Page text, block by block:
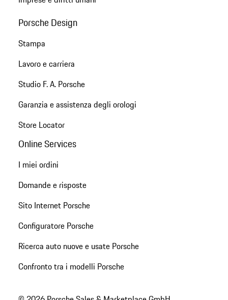
Porsche Design
Stampa
Lavoro e carriera
Studio F. A. Porsche
Garanzia e assistenza degli orologi
Store Locator
Online Services
I miei ordini
Domande e risposte
Sito Internet Porsche
Configuratore Porsche
Ricerca auto nuove e usate Porsche
Confronto tra i modelli Porsche